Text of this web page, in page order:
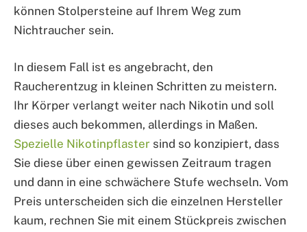
können Stolpersteine auf Ihrem Weg zum
Nichtraucher sein.
In diesem Fall ist es angebracht, den
Raucherentzug in kleinen Schritten zu meistern.
Ihr Körper verlangt weiter nach Nikotin und soll
dieses auch bekommen, allerdings in Maßen.
Spezielle Nikotinpflaster sind so konzipiert, dass
Sie diese über einen gewissen Zeitraum tragen
und dann in eine schwächere Stufe wechseln. Vom
Preis unterscheiden sich die einzelnen Hersteller
kaum, rechnen Sie mit einem Stückpreis zwischen